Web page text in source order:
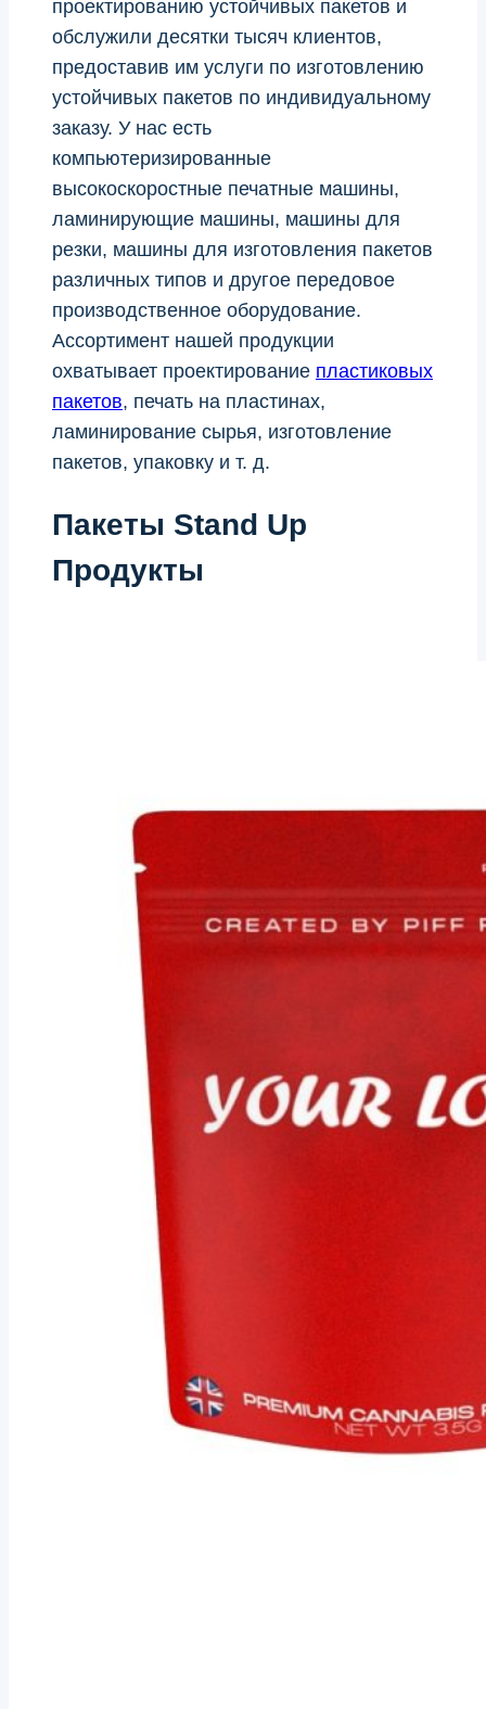
проектированию устойчивых пакетов и
обслужили десятки тысяч клиентов,
предоставив им услуги по изготовлению
устойчивых пакетов по индивидуальному
заказу. У нас есть
компьютеризированные
высокоскоростные печатные машины,
ламинирующие машины, машины для
резки, машины для изготовления пакетов
различных типов и другое передовое
производственное оборудование.
Ассортимент нашей продукции
охватывает проектирование пластиковых
пакетов, печать на пластинах,
ламинирование сырья, изготовление
пакетов, упаковку и т. д.
Пакеты Stand Up
Продукты